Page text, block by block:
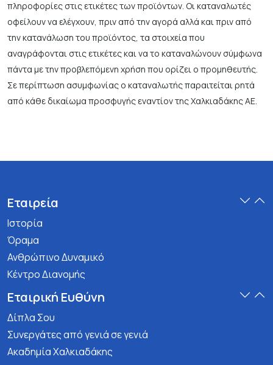
πληροφορίες στις ετικέτες των προϊόντων. Οι καταναλωτές
οφείλουν να ελέγχουν, πριν από την αγορά αλλά και πριν από
την κατανάλωση του προϊόντος, τα στοιχεία που
αναγράφονται στις ετικέτες και να το καταναλώνουν σύμφωνα
πάντα με την προβλεπόμενη χρήση που ορίζει ο προμηθευτής.
Σε περίπτωση ασυμφωνίας ο καταναλωτής παραιτείται ρητά
από κάθε δικαίωμα προσφυγής εναντίον της Χαλκιαδάκης ΑΕ.
Εταιρεία
Ιστορία
Όραμα
Ανθρώπινο Δυναμικό
Κέντρο Διανομής
Εταιρική Ευθύνη
Δίπλα Σου
Συνεργάτες από γενιά σε γενιά
Ακαδημία Χαλκιαδάκης